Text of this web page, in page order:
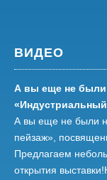
ВИДЕО
А вы еще не были
А вы еще не были
пейзаж»,
Предлагаем
открытия